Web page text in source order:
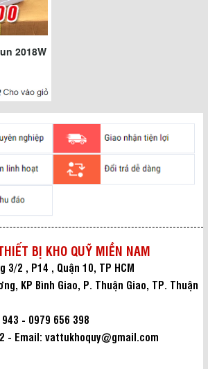
2018W
BỊ KHO QUỸ MIỀN NAM
2 , P14 , Quận 10, TP HCM
KP Bình Giao, P. Thuận Giao, TP. Thuận
- 0979 656 398
- Email: vattukhoquy@gmail.com